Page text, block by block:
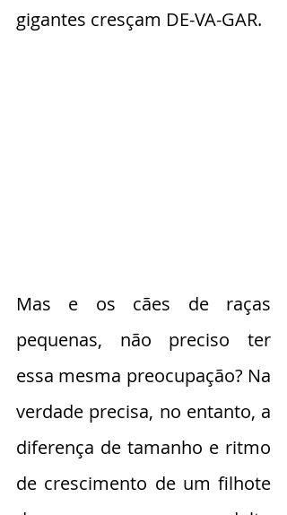
gigantes cresçam DE-VA-GAR.
Mas e os cães de raças
pequenas, não preciso ter
essa mesma preocupação? Na
verdade precisa, no entanto, a
diferença de tamanho e ritmo
de crescimento de um filhote